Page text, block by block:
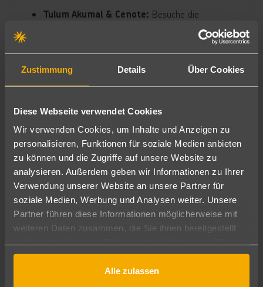
Zustimmung Details Über Cookies
Diese Webseite verwendet Cookies
Wir verwenden Cookies, um Inhalte und Anzeigen zu
personalisieren, Funktionen für soziale Medien anbieten
zu können und die Zugriffe auf unsere Website zu
analysieren. Außerdem geben wir Informationen zu Ihrer
Verwendung unserer Website an unsere Partner für
soziale Medien, Werbung und Analysen weiter. Unsere
Partner führen diese Informationen möglicherweise mit
weiteren Daten zusammen, die Sie ihnen bereitgestellt
gesammelt haben.
Alle zulassen
Tulum Akumal & Cenote: Besuche die
beeindruckenden Maya-Ruinen von Tulum mit Blick
Schildkröten in Akumal und erfrische dich in einer
der vielen Cenoten.
majestätischen Ruinen von Ek’ Balam und
bewunder die gut erhaltenen Skulpturen und
Pyramiden. Anschließend besuchst du die
charmante Kolonialstadt Valladolid und genießt die
lokale Kultur.
Coba & Mayadorf und Cenote: Besichtige die
weitläufigen Ruinen von Coba und erklimme die
höchste Pyramide der Halbinsel Yucatán. Tauche ein
in das Leben der Maya in einem traditionellen Dorf
und schwimme in einer kristallklaren Cenote.